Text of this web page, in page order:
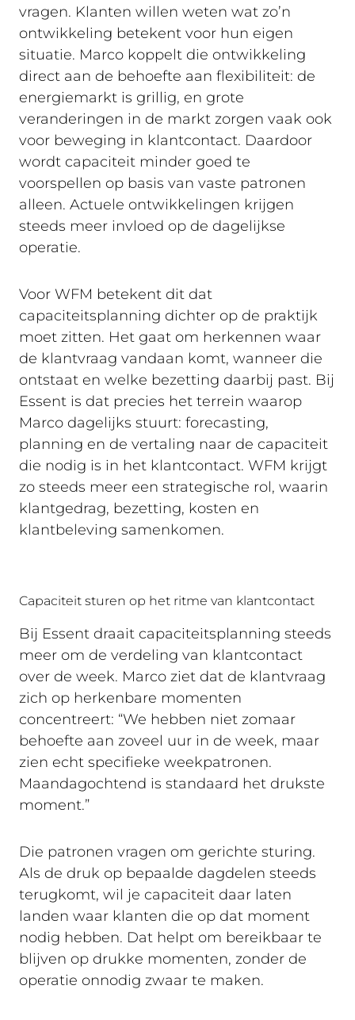
vragen. Klanten willen weten wat zo’n
ontwikkeling betekent voor hun eigen
situatie. Marco koppelt die ontwikkeling
direct aan de behoefte aan flexibiliteit: de
energiemarkt is grillig, en grote
veranderingen in de markt zorgen vaak ook
voor beweging in klantcontact. Daardoor
wordt capaciteit minder goed te
voorspellen op basis van vaste patronen
alleen. Actuele ontwikkelingen krijgen
steeds meer invloed op de dagelijkse
operatie.
Voor WFM betekent dit dat
capaciteitsplanning dichter op de praktijk
moet zitten. Het gaat om herkennen waar
de klantvraag vandaan komt, wanneer die
ontstaat en welke bezetting daarbij past. Bij
Essent is dat precies het terrein waarop
Marco dagelijks stuurt: forecasting,
planning en de vertaling naar de capaciteit
die nodig is in het klantcontact. WFM krijgt
zo steeds meer een strategische rol, waarin
klantgedrag, bezetting, kosten en
klantbeleving samenkomen.
Capaciteit sturen op het ritme van klantcontact
Bij Essent draait capaciteitsplanning steeds
meer om de verdeling van klantcontact
over de week. Marco ziet dat de klantvraag
zich op herkenbare momenten
concentreert: “We hebben niet zomaar
behoefte aan zoveel uur in de week, maar
zien echt specifieke weekpatronen.
Maandagochtend is standaard het drukste
moment.”
Die patronen vragen om gerichte sturing.
Als de druk op bepaalde dagdelen steeds
terugkomt, wil je capaciteit daar laten
landen waar klanten die op dat moment
nodig hebben. Dat helpt om bereikbaar te
blijven op drukke momenten, zonder de
operatie onnodig zwaar te maken.